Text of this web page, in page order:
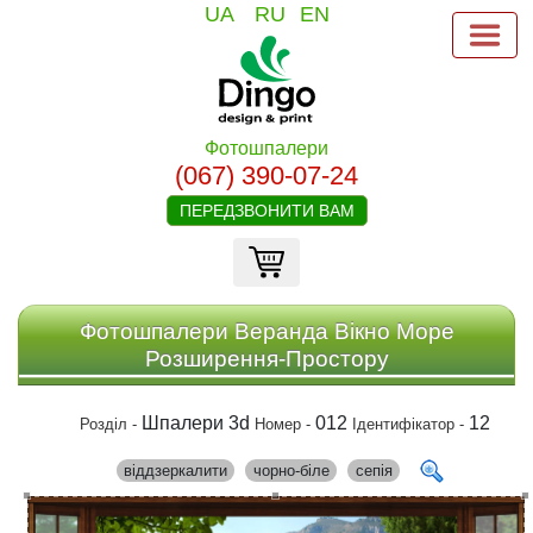
UA RU EN
Фотошпалери
(067) 390-07-24
ПЕРЕДЗВОНИТИ ВАМ
Фотошпалери Веранда Вікно Море
Розширення-Простору
Розділ - Шпалери 3d Номер -012 Ідентифікатор - 12
віддзеркалити чорно-біле сепія